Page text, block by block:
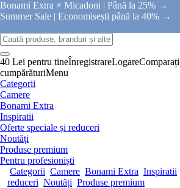
Bonami Extra × Micadoni | Până la 25% →
Summer Sale | Economisești până la 40% →
40 Lei pentru tineÎnregistrareLogare
cumpărăturiMenu
Categorii
Camere
Bonami Extra
Inspiratii
Oferte speciale și reduceri
Noutăți
Produse premium
Pentru profesioniști
Categorii Camere Bonami Extra Inspiratii
reduceri Noutăți Produse premium